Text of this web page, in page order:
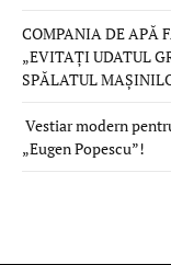
COMPANIA DE APĂ
„EVITAȚI UDATUL
SPĂLATUL
Vestiar modern
„Eugen Popescu”!